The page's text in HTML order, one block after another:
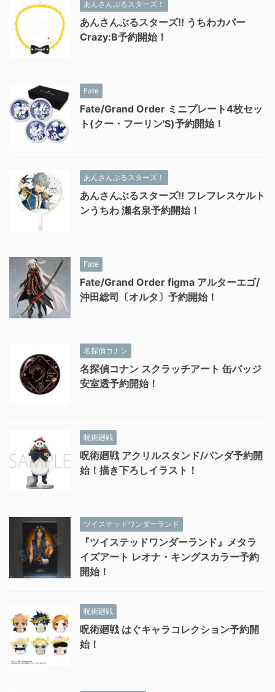
あんさんぶるスターズ！
あんさんぶるスターズ!! うちわカバー
Crazy:B予約開始！
Fate
Fate/Grand Order ミニプレート4枚セッ
ト(クー・フーリン'S)予約開始！
あんさんぶるスターズ！
あんさんぶるスターズ!! フレフレスケルト
ンうちわ 瀬名泉予約開始！
Fate
Fate/Grand Order figma アルターエゴ/
沖田総司〔オルタ〕予約開始！
名探偵コナン
名探偵コナン スクラッチアート 缶バッジ
安室透予約開始！
呪術廻戦
呪術廻戦 アクリルスタンド/パンダ予約開
始！描き下ろしイラスト！
ツイステッドワンダーランド
『ツイステッドワンダーランド』メタラ
イズアート レオナ・キングスカラー予約
開始！
呪術廻戦
呪術廻戦 はぐキャラコレクション予約開
始！